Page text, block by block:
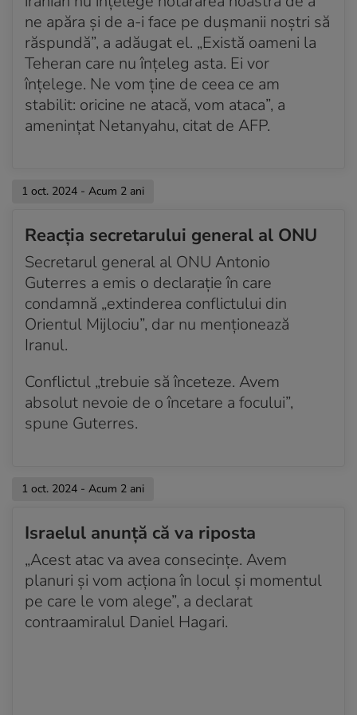
Atacul, lansat din ordinul ayatollahului suprem Ali
Khamenei
Acum 2 ani
Joe Biden ordonă forțelor americane să intercepteze
rachetele balistice
Acum 2 ani
Acum 2 ani
Peste o sută de rachete lansate spre Israel
ne apăra și de a-i face pe dușmanii noștri să
răspundă”, a adăugat el. „Există oameni la
Teheran care nu înțeleg asta. Ei vor
înțelege. Ne vom ține de ceea ce am
stabilit: oricine ne atacă, vom ataca”, a
amenințat Netanyahu, citat de AFP.
1 oct. 2024 - Acum 2 ani
Reacția secretarului general al ONU
Secretarul general al ONU Antonio
Guterres a emis o declarație în care
condamnă „extinderea conflictului din
Orientul Mijlociu”, dar nu menționează
Iranul.
Conflictul „trebuie să înceteze. Avem
absolut nevoie de o încetare a focului”,
spune Guterres.
1 oct. 2024 - Acum 2 ani
Israelul anunță că va riposta
„Acest atac va avea consecinţe. Avem
planuri şi vom acţiona în locul şi momentul
pe care le vom alege”, a declarat
contraamiralul Daniel Hagari.